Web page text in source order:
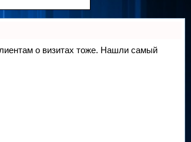
о визитах тоже. Нашли самый